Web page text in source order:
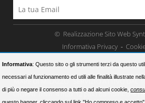
© Realizzazione Sito Web
Informativa Privacy -
APERITIVO AL TRAMONTO IN
MARE DI MILAZZO SERVIZIO ATTIVO DAL
GIORNI (min. 4 max 12 pax) bambini: o-4
Informativa: Questo sito o gli strumenti terzi da questo
necessari al funzionamento ed utili alle finalità illustrate
di più o negare il consenso a tutti o ad alcuni cookie,